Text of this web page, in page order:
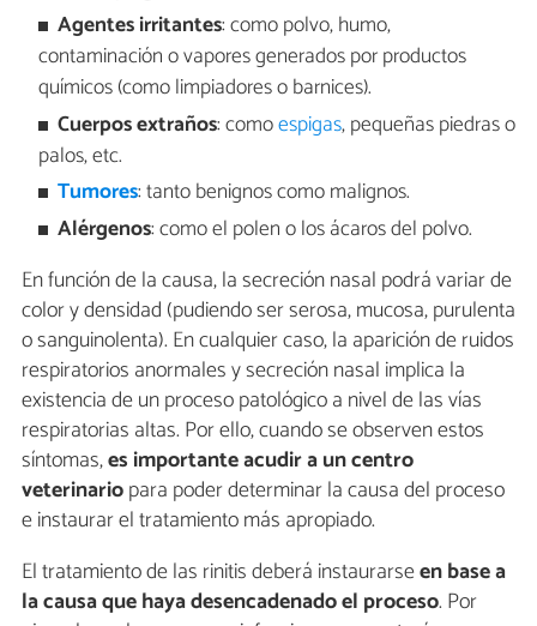
Agentes irritantes: como polvo, humo,
contaminación o vapores generados por productos
químicos (como limpiadores o barnices).
Cuerpos extraños: comoespigas, pequeñas piedras o
palos, etc.
Tumores: tanto benignos como malignos.
Alérgenos: como el polen o los ácaros del polvo.
En función de la causa, la secreción nasal podrá variar de
color y densidad (pudiendo ser serosa, mucosa, purulenta
o sanguinolenta). En cualquier caso, la aparición de ruidos
respiratorios anormales y secreción nasal implica la
existencia de un proceso patológico a nivel de las vías
respiratorias altas. Por ello, cuando se observen estos
síntomas,es importante acudir a un centro
veterinariopara poder determinar la causa del proceso
e instaurar el tratamiento más apropiado.
El tratamiento de las rinitis deberá instaurarseen base a
la causa que haya desencadenado el proceso. Por